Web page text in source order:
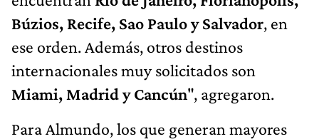
Búzios, Recife, Sao Paulo y Salvador, en
ese orden. Además, otros destinos
internacionales muy solicitados son
Miami, Madrid y Cancún", agregaron.
Para Almundo, los que generan mayores